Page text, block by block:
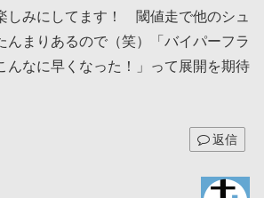
みにしてます！ 閾値走で他のシュ
んまりあるので（笑）「バイパーフラ
んなに早くなった！」って展開を期待
返信